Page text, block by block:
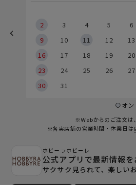
2
3 4 5 6
9
10 11 12 13
16
17 18 19 20
23
24 25 26 27
30
31
オ
※Webからのご注文は
※各実店舗の営業時間・休業日は
ホビーラホビーレ
公式アプリで最新情報を
サクサク見られて、楽しい